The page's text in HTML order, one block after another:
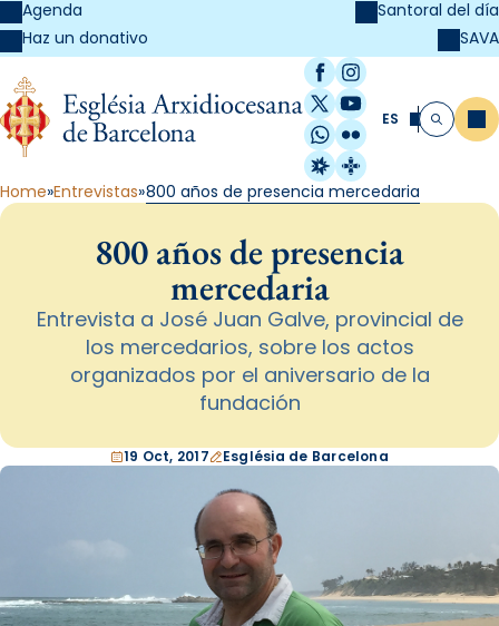
Agenda
Haz un donativo
Santoral del día
SAVA
Facebook
Instagram
X / Twitter
YouTube
WhatsApp
Flickr
Radio Estel
Catalunya
ES Buscar
Home Entrevistas 800 años de presencia mercedaria
800 años de presencia
mercedaria
Entrevista a José Juan Galve, provincial de
los mercedarios, sobre los actos
organizados por el aniversario de la
fundación
19 Oct, 2017 Església de Barcelona